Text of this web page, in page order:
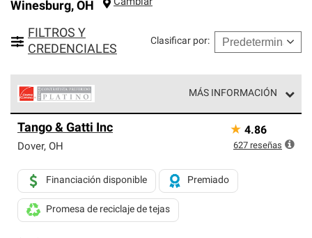
Winesburg, OH Cambiar
FILTROS Y
CREDENCIALES
Clasificar por:
MÁS INFORMACIÓN
Corning constituyen el nivel superior de nuestra red
exclusiva y cumplen con estándares estrictos de
Solo ellos pueden ofrecer nuestra mejor garantía de
sistemas de techos.
Tango & Gatti Inc
Dover, OH
Financiación disponible Premiado
Promesa de reciclaje de tejas
★ 4.86
627 reseñas